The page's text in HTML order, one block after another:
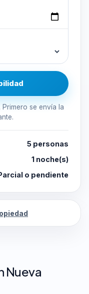
se envía la
5 personas
1 noche(s)
o pendiente
Nueva